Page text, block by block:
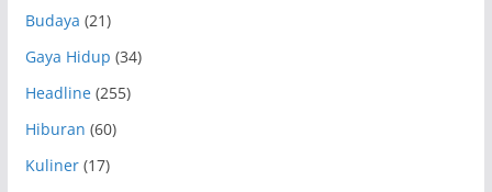
Budaya (21)
Gaya Hidup (34)
Headline(255)
Hiburan (60)
Kuliner(17)